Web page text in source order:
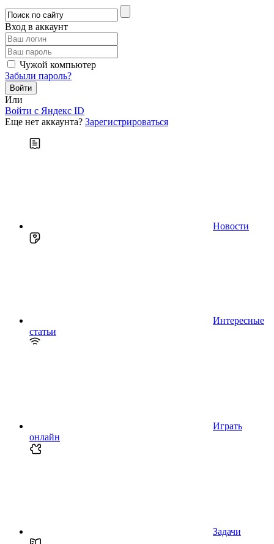
Вход в аккаунт
Чужой компьютер
Забыли пароль?
Или
Войти c Яндекс ID
Еще нет аккаунта? Зарегистрироваться
Новости
Интересные
статьи
Играть
онлайн
Задачи